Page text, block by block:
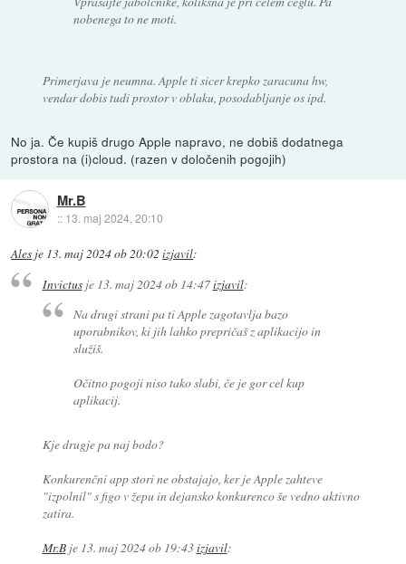
nobenega to ne moti.
Primerjava je neumna. Apple ti sicer krepko zaracuna hw,
vendar dobis tudi prostor v oblaku, posodabljanje os ipd.
No ja. Če kupiš drugo Apple napravo, ne dobiš dodatnega
prostora na (i)cloud. (razen v določenih pogojih)
Mr.B
:: 13. maj 2024, 20:10
Ales je 13. maj 2024 ob 20:02 izjavil:
Invictusje 13. maj 2024 ob 14:47izjavil:
Na drugi strani pa ti Apple zagotavlja bazo
uporabnikov, ki jih lahko prepričaš z aplikacijo in
služiš.
Očitno pogoji niso tako slabi, če je gor cel kup
aplikacij.
Kje drugje pa naj bodo?
Konkurenčni app stori ne obstajajo, ker je Apple zahteve
"izpolnil" s figo v žepu in dejansko konkurenco še vedno aktivno
zatira.
Mr.Bje 13. maj 2024 ob 19:43izjavil: